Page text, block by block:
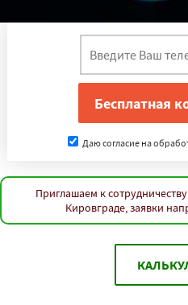
Даю согласие на
Приглашаем к
Кировграде, заявки